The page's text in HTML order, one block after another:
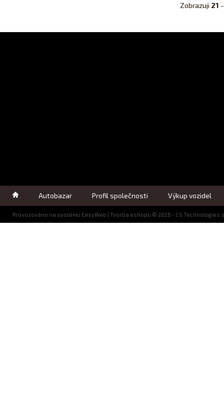
Zobrazuji 21
Autobazar Profil společnosti Výkup vozidel
Provozováno na systému EasyWeb | Tvorba eshopu © 2026 - CS Technologies